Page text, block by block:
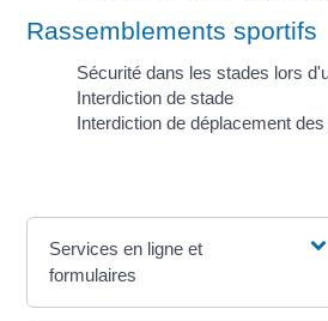
Rassemblements sportifs
Sécurité dans les stades lors
Interdiction de stade
Interdiction de déplacement
Services en ligne et
formulaires